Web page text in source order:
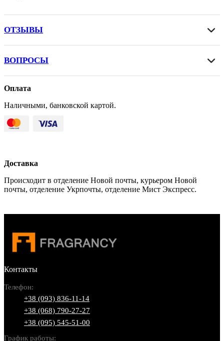
ОТЗЫВЫ
ВОПРОСЫ
Оплата
Наличными, банковской картой.
Доставка
Происходит в отделение Новой почты, курьером Новой
почты, отделение Укрпочты, отделение Мист Экспресс.
Контакты
Телефон:
+38 (093) 836-11-14
+38 (068) 790-27-27
+38 (095) 545-51-00
График работы: